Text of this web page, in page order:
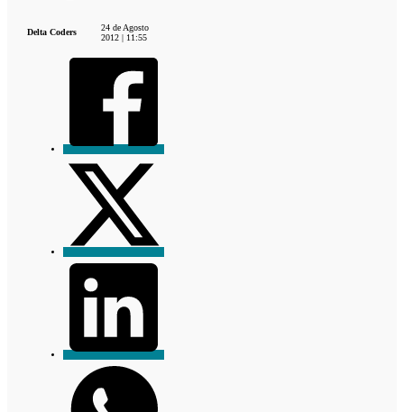
Delta Coders
24 de Agosto
2012 | 11:55